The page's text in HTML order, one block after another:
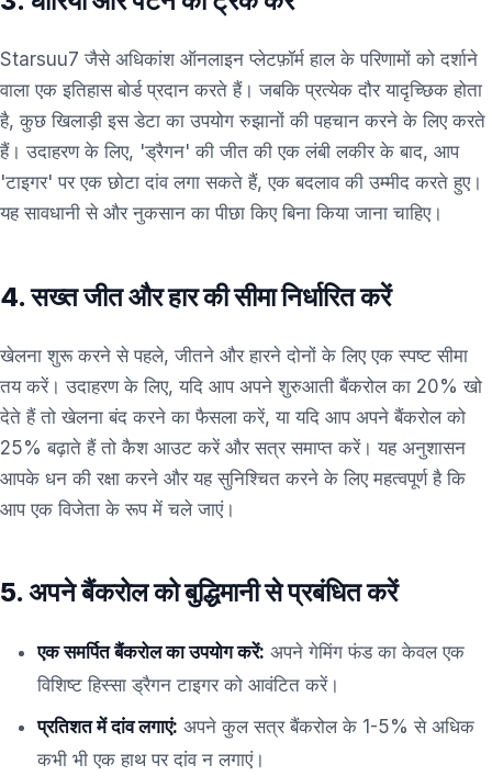
Starsuu7 जैसे अधिकांश ऑनलाइन प्लेटफ़ॉर्म हाल के परिणामों को दर्शाने
वाला एक इतिहास बोर्ड प्रदान करते हैं। जबकि प्रत्येक दौर यादृच्छिक होता
है, कुछ खिलाड़ी इस डेटा का उपयोग रुझानों की पहचान करने के लिए करते
हैं। उदाहरण के लिए, 'ड्रैगन' की जीत की एक लंबी लकीर के बाद, आप
'टाइगर' पर एक छोटा दांव लगा सकते हैं, एक बदलाव की उम्मीद करते हुए।
यह सावधानी से और नुकसान का पीछा किए बिना किया जाना चाहिए।
4. सख्त जीत और हार की सीमा निर्धारित करें
खेलना शुरू करने से पहले, जीतने और हारने दोनों के लिए एक स्पष्ट सीमा
तय करें। उदाहरण के लिए, यदि आप अपने शुरुआती बैंकरोल का 20% खो
देते हैं तो खेलना बंद करने का फैसला करें, या यदि आप अपने बैंकरोल को
25% बढ़ाते हैं तो कैश आउट करें और सत्र समाप्त करें। यह अनुशासन
आपके धन की रक्षा करने और यह सुनिश्चित करने के लिए महत्वपूर्ण है कि
आप एक विजेता के रूप में चले जाएं।
5. अपने बैंकरोल को बुद्धिमानी से प्रबंधित करें
एक समर्पित बैंकरोल का उपयोग करें: अपने गेमिंग फंड का केवल एक
विशिष्ट हिस्सा ड्रैगन टाइगर को आवंटित करें।
प्रतिशत में दांव लगाएं: अपने कुल सत्र बैंकरोल के 1-5% से अधिक
कभी भी एक हाथ पर दांव न लगाएं।